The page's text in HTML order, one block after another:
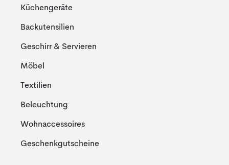
Küchengeräte
Backutensilien
Geschirr & Servieren
Möbel
Textilien
Beleuchtung
Wohnaccessoires
Geschenkgutscheine